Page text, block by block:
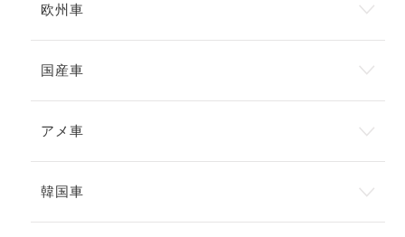
欧州車
国産車
アメ車
韓国車